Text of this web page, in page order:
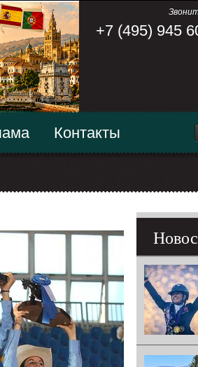
+7 (495) 945
Контакты